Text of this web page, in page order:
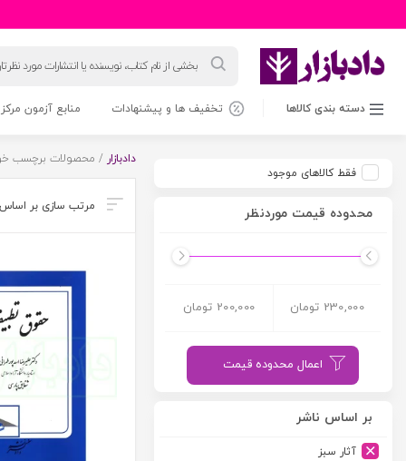
محصولات
دسته بندی کالاها تخفیف ها و پیشنهادات منابع آزمون
فقط کالاهای موجود
محدوده قیمت موردنظر
200,000 تومان 230,000 تومان
اعمال محدوده قیمت
بر اساس ناشر
آثار سبز
دادبازار / محصولات برچسب